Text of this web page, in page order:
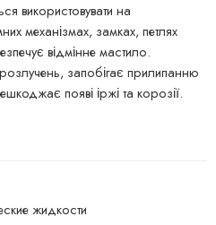
використовувати на
механізмах, замках, петлях
відмінне мастило.
запобігає прилипанню
появі іржі та корозії.
жидкости